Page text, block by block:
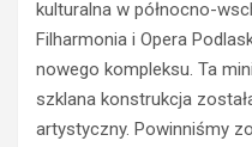
kulturalna w północno-
Filharmonia i Opera
nowego kompleksu. Ta
szklana konstrukcja
artystyczny. Powinniśmy